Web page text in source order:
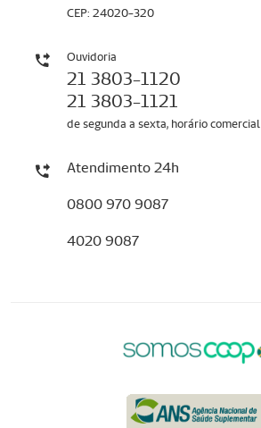
CEP: 24020-320
Ouvidoria
21 3803-1120
21 3803-1121
de segunda a sexta, horário comercial
Atendimento 24h
0800 970 9087
4020 9087